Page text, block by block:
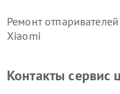
Ремонт отпаривателей
Xiaomi
Ремонт стиральных
Контакты сервис